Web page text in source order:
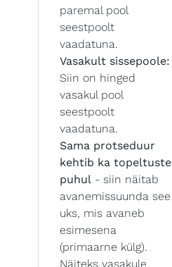
paremal pool
seestpoolt
vaadatuna.
Vasakult sissepoole:
Siin on hinged
vasakul pool
seestpoolt
vaadatuna.
Sama protseduur
kehtib ka topeltuste
puhul - siin näitab
avanemissuunda see
uks, mis avaneb
esimesena
(primaarne külg).
Näiteks vasakule